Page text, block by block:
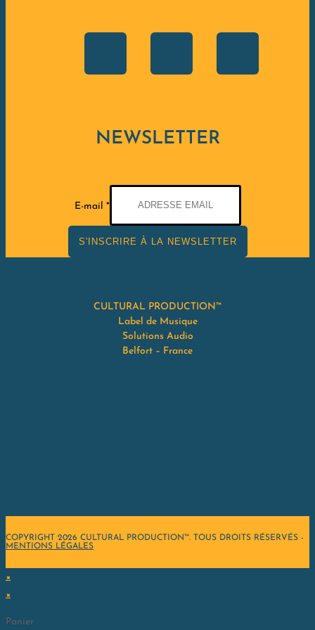
NEWSLETTER
mail
E-mail *
S'INSCRIRE À LA NEWSLETTER
CULTURAL PRODUCTION™
Label de Musique
Solutions Audio
Belfort – France
COPYRIGHT 2026 CULTURAL PRODUCTION™. TOUS DROITS RÉSERVÉS -
MENTIONS LÉGALES
×
×
Panier